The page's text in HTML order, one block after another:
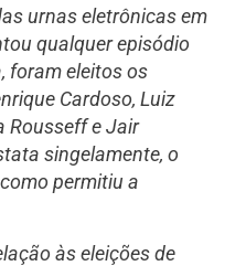
urnas eletrônicas em
qualquer episódio
foram eleitos os
Cardoso, Luiz
Rousseff e Jair
singelamente, o
permitiu a
às eleições de